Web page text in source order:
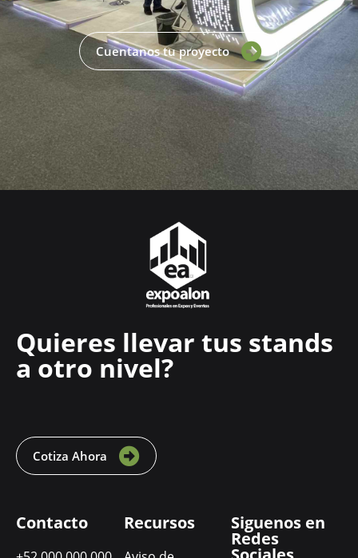
Cuentanos tu proyecto
Quieres llevar tus stands
a otro nivel?
Cotiza Ahora
Contacto Recursos Siguenos en
Redes